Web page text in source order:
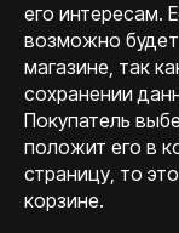
его интересам.
возможно
магазине, так
сохранении
Покупатель
положит его в
страницу, то
корзине.